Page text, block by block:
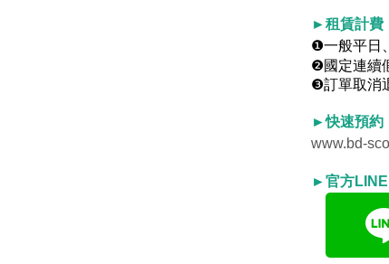
►租賃計費
❶一般平日
❷國定連續
❸訂單取消
►快速預約
www.bd-
►官方LINE